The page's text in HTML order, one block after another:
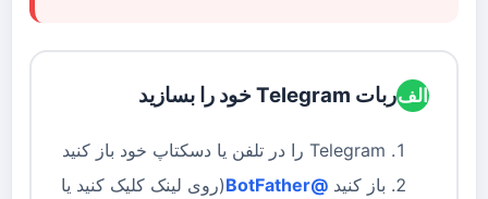
الفربات Telegram خود را بسازید
Telegram را در تلفن یا دسکتاپ خود باز کنید
باز کنید @BotFather
(روی لینک کلیک کنید یا